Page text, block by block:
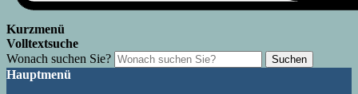
Kurzmenü
Volltextsuche
Wonach suchen Sie?
Suchen
Hauptmenü